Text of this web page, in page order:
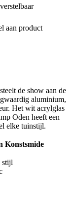
aan product
steelt de show aan de
aluminium,
Het wit acrylglas
Oden heeft een
elke tuinstijl.
Konstsmide
stijl